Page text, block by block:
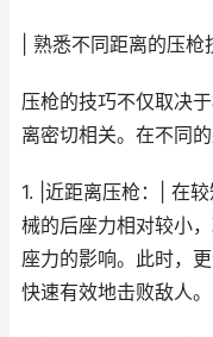
| 熟悉不同距离的压枪
压枪的技巧不仅取决
离密切相关。在不同
1. |近距离压枪：| 在
械的后座力相对较小
座力的影响。此时，
快速有效地击败敌人。